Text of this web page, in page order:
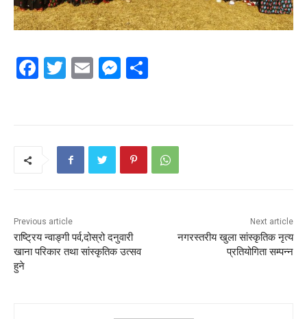
Facebook
Twitter
EmailMessenger
Previous article
राष्ट्रिय न्वाङ्गी पर्व,दोस्रो दनुवारी
खाना परिकार तथा सांस्कृतिक उत्सव
हुने
Next article
नगरस्तरीय खुला सांस्कृतिक नृत्य
प्रतियोगिता सम्पन्न